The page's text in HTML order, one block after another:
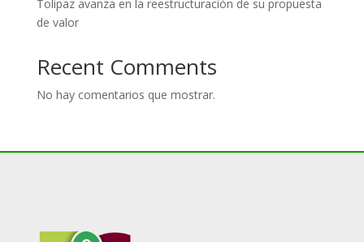
Tolipaz avanza en la reestructuración de su propuesta
de valor
Recent Comments
No hay comentarios que mostrar.